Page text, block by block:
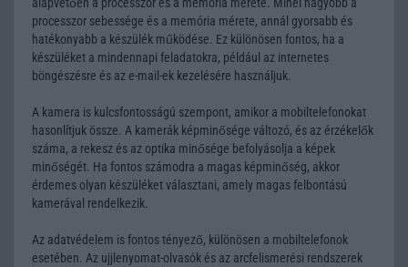
processzor sebessége és a memória mérete, annál gyorsabb és
hatékonyabb a készülék működése. Ez különösen fontos, ha a
készüléket a mindennapi feladatokra, például az internetes
böngészésre és az e-mail-ek kezelésére használjuk.
A kamera is kulcsfontosságú szempont, amikor a mobiltelefonokat
hasonlítjuk össze. A kamerák képminősége változó, és az érzékelők
száma, a rekesz és az optika minősége befolyásolja a képek
minőségét. Ha fontos számodra a magas képminőség, akkor
érdemes olyan készüléket választani, amely magas felbontású
kamerával rendelkezik.
Az adatvédelem is fontos tényező, különösen a mobiltelefonok
esetében. Az ujjlenyomat-olvasók és az arcfelismerési rendszerek